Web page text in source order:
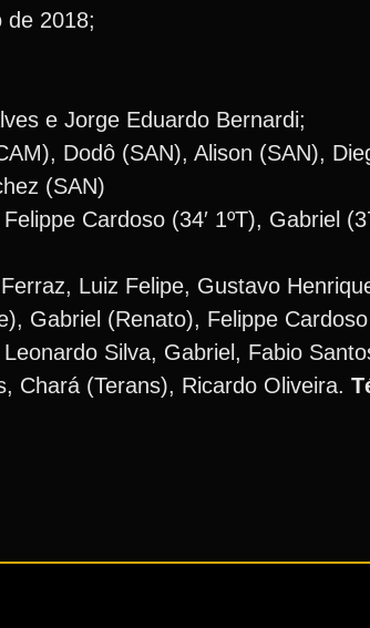
de 2018;
e Jorge Eduardo Bernardi;
Dodô (SAN), Alison (SAN),
(SAN)
Cardoso (34′ 1ºT), Gabriel
Luiz Felipe, Gustavo
Gabriel (Renato), Felippe
Silva, Gabriel, Fabio
Chará (Terans), Ricardo Oliveira.